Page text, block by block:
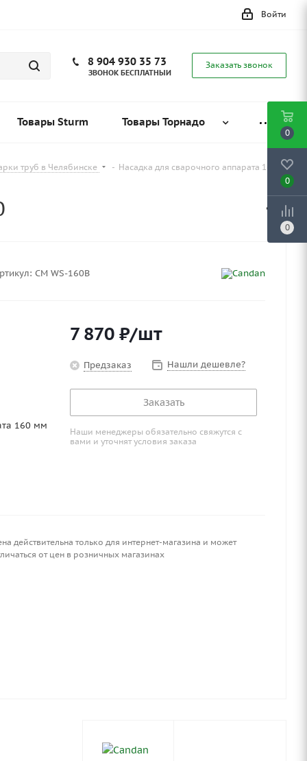
Войти
8 904 930 35 73
ЗВОНОК БЕСПЛАТНЫЙ
Заказать звонок
Товары Sturm Товары Торнадо
труб в Челябинске - Насадка для сварочного аппарата 160
CM WS-160B
160 мм
7 870 ₽/шт
Предзаказ Нашли дешевле?
Заказать
Наши менеджеры обязательно свяжутся с
вами и уточнят условия заказа
действительна только для интернет-магазина и может
от цен в розничных магазинах
0
0
0